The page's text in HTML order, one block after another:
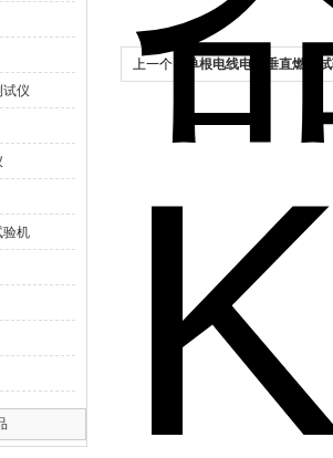
仪
验机
上一个： 单根电线电缆垂直燃烧